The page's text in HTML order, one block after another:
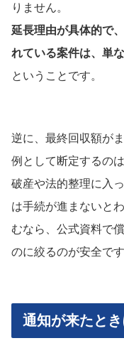
りません。
延長理由が具体的で
れている案件は、単
ということです。
逆に、最終回収額が
例として断定するのは
破産や法的整理に入
は手続が進まないと
むなら、公式資料で
のに絞るのが安全です
通知が来たと